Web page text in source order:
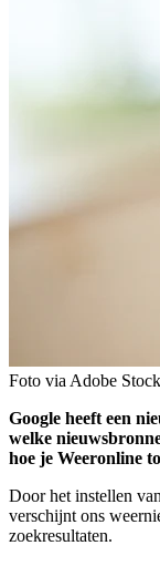
Foto via Adobe
Google heeft een
welke
hoe je Weeronline
Door het instellen
verschijnt ons
zoekresultaten.